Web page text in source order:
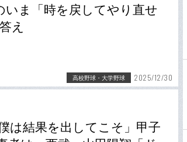
いま「時を戻してやり直せ
え
高校野球・大学野球 2025/12/30
は結果を出してこそ」甲子